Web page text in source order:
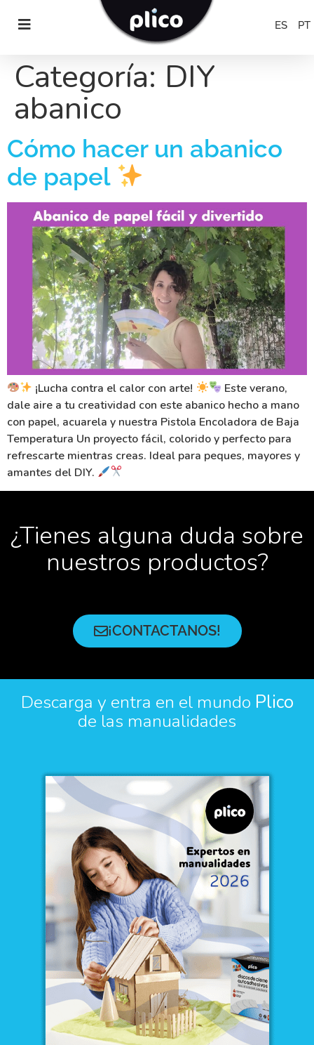
ES PT
Categoría: DIY
abanico
Cómo hacer un abanico
de papel
¡Lucha contra el calor con arte!
Este verano,
dale aire a tu creatividad con este abanico hecho a mano
con papel, acuarela y nuestra Pistola Encoladora de Baja
Temperatura Un proyecto fácil, colorido y perfecto para
refrescarte mientras creas. Ideal para peques, mayores y
amantes del DIY.
¿Tienes alguna duda sobre
nuestros productos?
¡CONTACTANOS!
Descarga y entra en el mundo Plico
de las manualidades